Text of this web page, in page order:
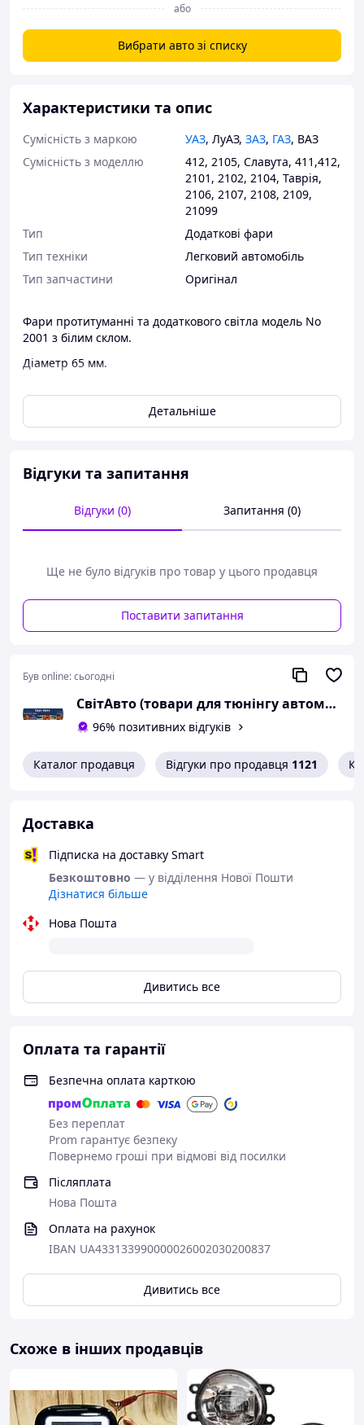
або
Вибрати авто зі списку
Характеристики та опис
Сумісність з маркою УАЗ, ЛуАЗ, ЗАЗ, ГАЗ, ВАЗ
Сумісність з моделлю
412, 2105, Славута, 411,412,
2101 , 2102, 2104, Таврія,
2106, 2107, 2108, 2109,
21099
Тип
Додаткові фари
Тип техніки
Легковий автомобіль
Тип запчастини
Оригінал
Фари протитуманні та додаткового світла модель No
2001 з білим склом.
Діаметр 65 мм.
корпус.Підійдуть як на легковий автомобіль, так і на
мопед або мотоцикл.
Детальніше
Відгуки та запитання
Відгуки (0) Запитання (0)
Ще не було відгуків про товар у цього продавця
Поставити запитання
Був online:сьогодні
СвітАвто (товари для тюнінгу автомобілів ВАЗ)
96% позитивних відгуків
Каталог продавця Відгуки про продавця 1121
Доставка
Підписка на доставку Smart
Безкоштовно — у відділення Нової Пошти
Дізнатися більше
Нова Пошта
Дивитись все
Оплата та гарантії
Безпечна оплата карткою
Без переплат
Prom гарантує безпеку
Повернемо гроші при відмові від посилки
Післяплата
Нова Пошта
Оплата на рахунок
IBAN UA433133990000026002030200837
Дивитись все
Схоже в інших продавців